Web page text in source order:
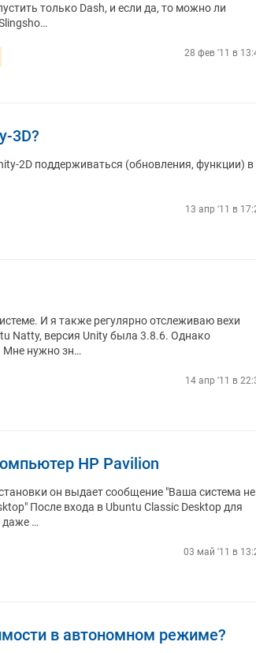
только Dash, и если да, то можно ли
28 фев '11 в
3D?
2D поддерживаться (обновления, функции) в
13 апр '11 в
И я также регулярно отслеживаю вехи
Natty, версия Unity была 3.8.6. Однако
Мне нужно зн…
14 апр '11 в
HP Pavilion
он выдает сообщение "Ваша система не
После входа в Ubuntu Classic Desktop для
даже …
03 май '11 в
в автономном режиме?